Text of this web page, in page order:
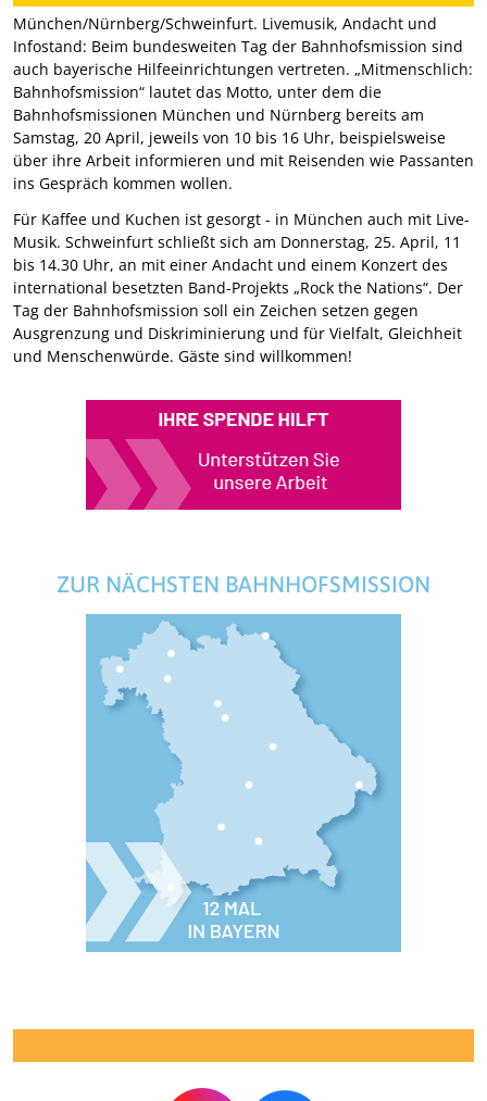
München/Nürnberg/Schweinfurt. Livemusik, Andacht und
Infostand: Beim bundesweiten Tag der Bahnhofsmission sind
auch bayerische Hilfeeinrichtungen vertreten. „Mitmenschlich:
Bahnhofsmission“ lautet das Motto, unter dem die
Bahnhofsmissionen München und Nürnberg bereits am
Samstag, 20 April, jeweils von 10 bis 16 Uhr, beispielsweise
über ihre Arbeit informieren und mit Reisenden wie Passanten
ins Gespräch kommen wollen.
Für Kaffee und Kuchen ist gesorgt - in München auch mit Live-
Musik. Schweinfurt schließt sich am Donnerstag, 25. April, 11
bis 14.30 Uhr, an mit einer Andacht und einem Konzert des
international besetzten Band-Projekts „Rock the Nations“. Der
Tag der Bahnhofsmission soll ein Zeichen setzen gegen
Ausgrenzung und Diskriminierung und für Vielfalt, Gleichheit
und Menschenwürde. Gäste sind willkommen!
ZUR NÄCHSTEN BAHNHOFSMISSION